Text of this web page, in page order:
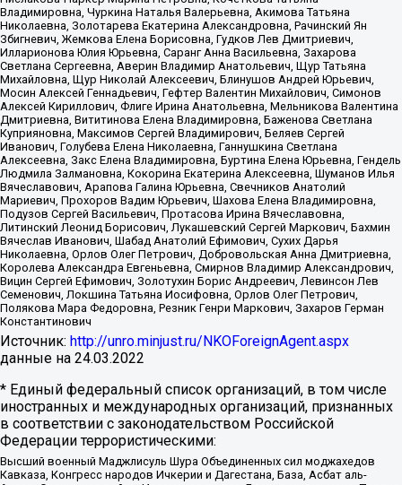
Владимировна, Чуркина Наталья Валерьевна, Акимова Татьяна
Николаевна, Золотарева Екатерина Александровна, Рачинский Ян
Збигневич, Жемкова Елена Борисовна, Гудков Лев Дмитриевич,
Илларионова Юлия Юрьевна, Саранг Анна Васильевна, Захарова
Светлана Сергеевна, Аверин Владимир Анатольевич, Щур Татьяна
Михайловна, Щур Николай Алексеевич, Блинушов Андрей Юрьевич,
Мосин Алексей Геннадьевич, Гефтер Валентин Михайлович, Симонов
Алексей Кириллович, Флиге Ирина Анатольевна, Мельникова Валентина
Дмитриевна, Вититинова Елена Владимировна, Баженова Светлана
Куприяновна, Максимов Сергей Владимирович, Беляев Сергей
Иванович, Голубева Елена Николаевна, Ганнушкина Светлана
Алексеевна, Закс Елена Владимировна, Буртина Елена Юрьевна, Гендель
Людмила Залмановна, Кокорина Екатерина Алексеевна, Шуманов Илья
Вячеславович, Арапова Галина Юрьевна, Свечников Анатолий
Мариевич, Прохоров Вадим Юрьевич, Шахова Елена Владимировна,
Подузов Сергей Васильевич, Протасова Ирина Вячеславовна,
Литинский Леонид Борисович, Лукашевский Сергей Маркович, Бахмин
Вячеслав Иванович, Шабад Анатолий Ефимович, Сухих Дарья
Николаевна, Орлов Олег Петрович, Добровольская Анна Дмитриевна,
Королева Александра Евгеньевна, Смирнов Владимир Александрович,
Вицин Сергей Ефимович, Золотухин Борис Андреевич, Левинсон Лев
Семенович, Локшина Татьяна Иосифовна, Орлов Олег Петрович,
Полякова Мара Федоровна, Резник Генри Маркович, Захаров Герман
Константинович
Источник: http://unro.minjust.ru/NKOForeignAgent.aspx
данные на 24.03.2022
* Единый федеральный список организаций, в том числе
иностранных и международных организаций, признанных
в соответствии с законодательством Российской
Федерации террористическими:
Высший военный Маджлисуль Шура Объединенных сил моджахедов
Кавказа, Конгресс народов Ичкерии и Дагестана, База, Асбат аль-